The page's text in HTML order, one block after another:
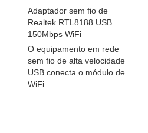
Adaptador sem fio de
Realtek RTL8188 USB
150Mbps WiFi
O equipamento em rede
sem fio de alta velocidade
USB conecta o módulo de
WiFi